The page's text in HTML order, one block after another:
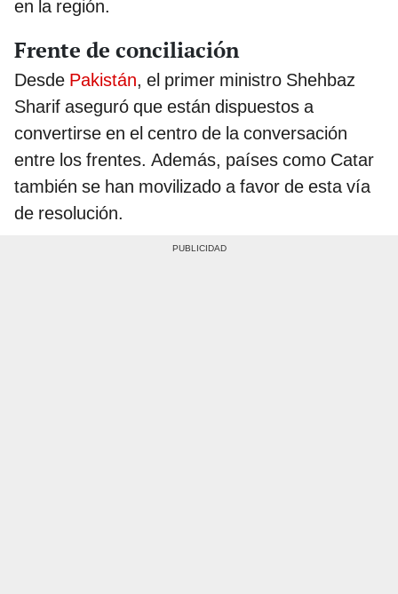
en la región.
Frente de conciliación
Desde Pakistán, el primer ministro Shehbaz
Sharif aseguró que están dispuestos a
convertirse en el centro de la conversación
entre los frentes. Además, países como Catar
también se han movilizado a favor de esta vía
de resolución.